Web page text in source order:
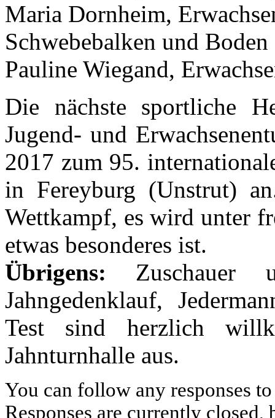
Maria Dornheim,
Schwebebalken und Boden
Pauline Wiegand,
Die nächste sportliche
Jugend- und
2017 zum 95.
in Fereyburg (Unstrut)
Wettkampf, es wird unter
etwas besonderes ist.
Übrigens: Zuschauer
Jahngedenklauf,
Test sind herzlich
Jahnturnhalle aus.
You can follow any responses
Responses are currently